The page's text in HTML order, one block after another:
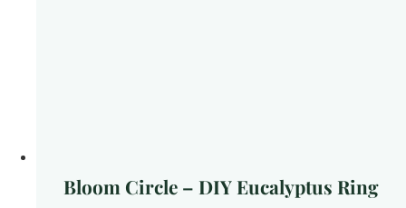
Bloom Circle – DIY Eucalyptus Ring